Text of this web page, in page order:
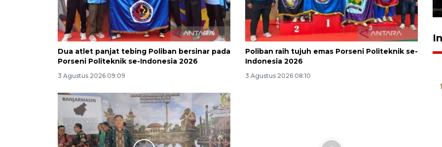
Dua atlet panjat tebing Poliban bersinar pada
Porseni Politeknik se-Indonesia 2026
3 Agustus 2026 09:09
Poliban raih tujuh emas Porseni Politeknik se-
Indonesia 2026
3 Agustus 2026 08:10
30 Juli 2026 17:51